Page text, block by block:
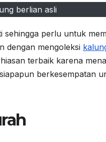
berlian asli
perlu untuk
dengan mengoleksi
terbaik karena
berkesempatan